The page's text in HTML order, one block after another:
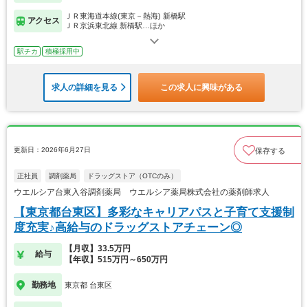
アクセス
ＪＲ東海道本線(東京－熱海) 新橋駅
ＪＲ京浜東北線 新橋駅…ほか
駅チカ 積極採用中
求人の詳細を見る この求人に興味がある
更新日：2026年6月27日 保存する
正社員 調剤薬局 ドラッグストア（OTCのみ）
ウエルシア台東入谷調剤薬局 ウエルシア薬局株式会社の薬剤師求人
【東京都台東区】多彩なキャリアパスと子育て支援制
度充実♪高給与のドラッグストアチェーン◎
給与
【月収】33.5万円
【年収】515万円～650万円
勤務地 東京都 台東区